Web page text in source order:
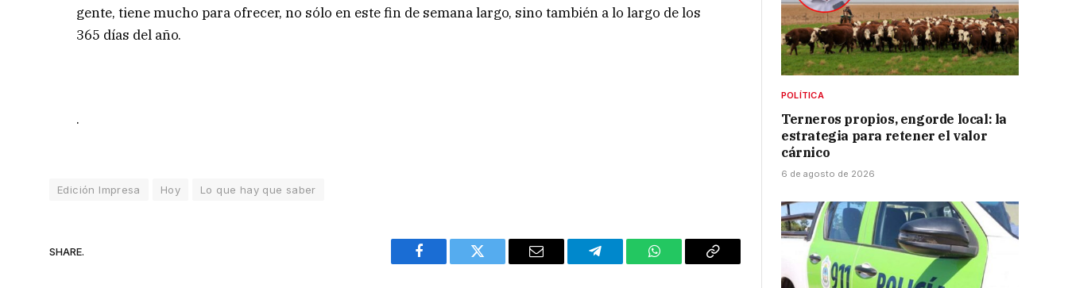
gente, tiene mucho para ofrecer, no sólo en este fin de semana largo, sino también a lo largo de los
365 días del año.
.
Edición Impresa Hoy Lo que hay que saber
SHARE.
Facebook Twitter Email Telegram WhatsAppCopy
POLÍTICA
Terneros propios, engorde local: la
estrategia para retener el valor
cárnico
6 de agosto de 2026